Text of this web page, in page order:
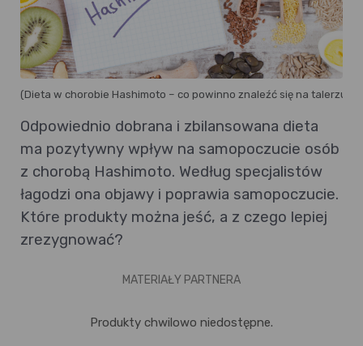
(Dieta w chorobie Hashimoto – co powinno znaleźć się na talerzu?
Odpowiednio dobrana i zbilansowana dieta
ma pozytywny wpływ na samopoczucie osób
z chorobą Hashimoto. Według specjalistów
łagodzi ona objawy i poprawia samopoczucie.
Które produkty można jeść, a z czego lepiej
zrezygnować?
MATERIAŁY PARTNERA
Produkty chwilowo niedostępne.